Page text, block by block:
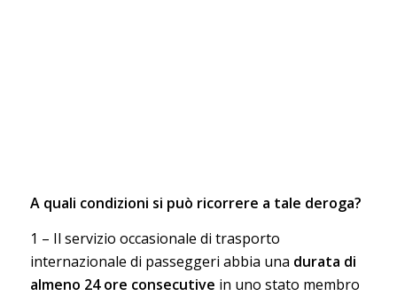
A quali condizioni si può ricorrere a tale deroga?
1 – Il servizio occasionale di trasporto
internazionale di passeggeri abbia una durata di
almeno 24 ore consecutive in uno stato membro